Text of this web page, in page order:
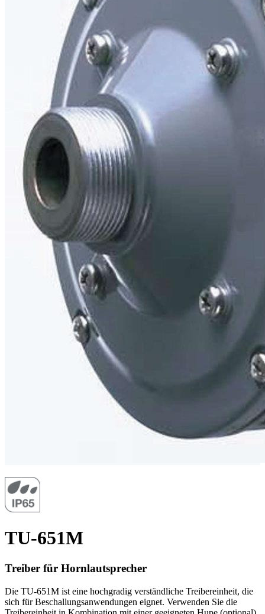
TU-651M
Treiber für Hornlautsprecher
Die TU-651M ist eine hochgradig verständliche Treibereinheit, die
sich für Beschallungsanwendungen eignet. Verwenden Sie die